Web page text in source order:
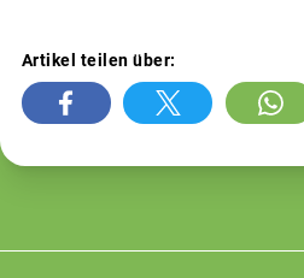
Artikel teilen über: